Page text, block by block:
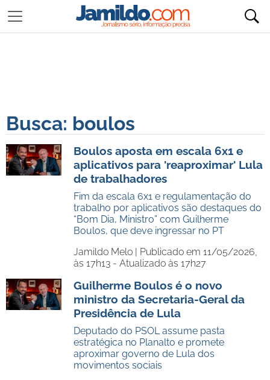
Busca: boulos
Boulos aposta em escala 6x1 e
aplicativos para 'reaproximar' Lula
de trabalhadores
Fim da escala 6x1 e regulamentação do
trabalho por aplicativos são destaques do
“Bom Dia, Ministro” com Guilherme
Boulos, que deve ingressar no PT
Jamildo Melo | Publicado em 11/05/2026,
às 17h13 - Atualizado às 17h27
Guilherme Boulos é o novo
ministro da Secretaria-Geral da
Presidência de Lula
Deputado do PSOL assume pasta
estratégica no Planalto e promete
aproximar governo de Lula dos
movimentos sociais